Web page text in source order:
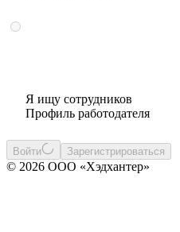
Я ищу сотрудников
Профиль работодателя
Войти Зарегистрироваться
© 2026 ООО «Хэдхантер»